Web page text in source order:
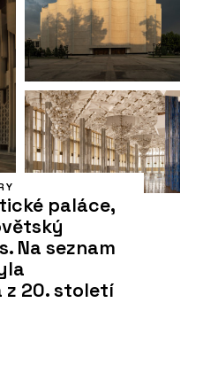
paláce,
Na seznam
20. století